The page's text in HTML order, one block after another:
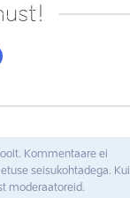
Kommentaare ei
seisukohtadega. Kui
moderaatoreid.